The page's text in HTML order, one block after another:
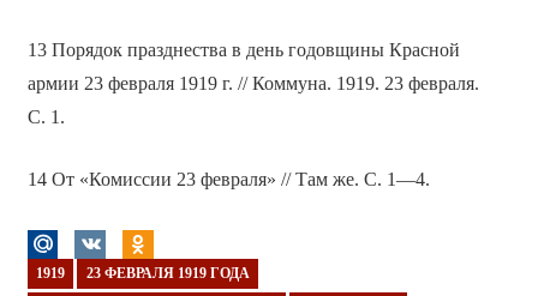
13 Порядок празднества в день годовщины Красной
армии 23 февраля 1919 г. // Коммуна. 1919. 23 февраля.
С. 1.
14 От «Комиссии 23 февраля» // Там же. С. 1—4.
1919 23 ФЕВРАЛЯ 1919 ГОДА